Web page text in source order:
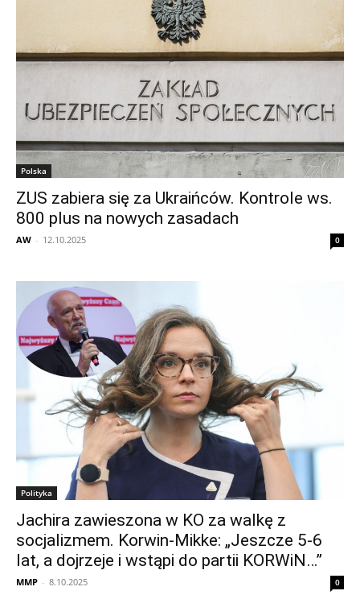
Polska
ZUS zabiera się za Ukraińców. Kontrole ws.
800 plus na nowych zasadach
AW - 12.10.2025 0
Polityka
Jachira zawieszona w KO za walkę z
socjalizmem. Korwin-Mikke: „Jeszcze 5-6
lat, a dojrzeje i wstąpi do partii KORWiN…”
MMP - 8.10.2025 0